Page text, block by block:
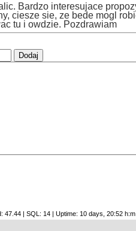
Bardzo interesujace
ciesze sie, ze bede mogl
tu i owdzie. Pozdrawiam
47.44 | SQL: 14 | Uptime: 10 days, 20:52